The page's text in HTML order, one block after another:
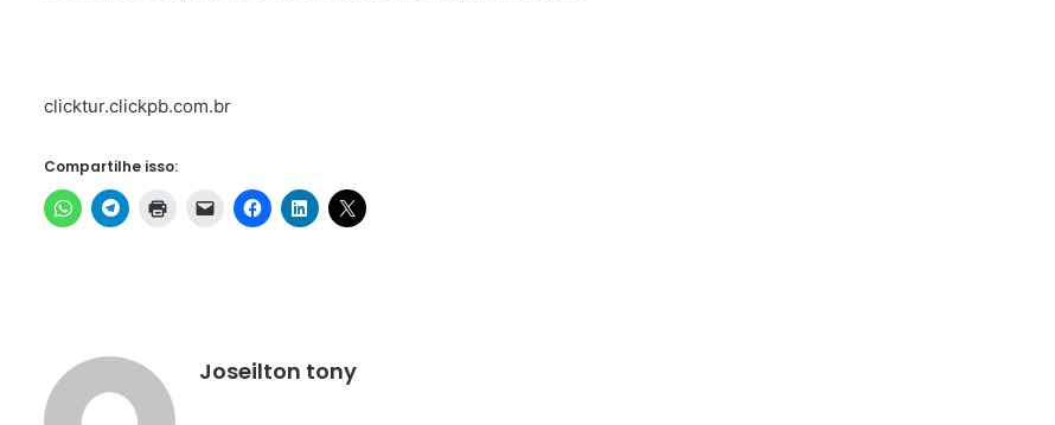
clicktur.clickpb.com.br
Compartilhe isso:
Joseilton tony